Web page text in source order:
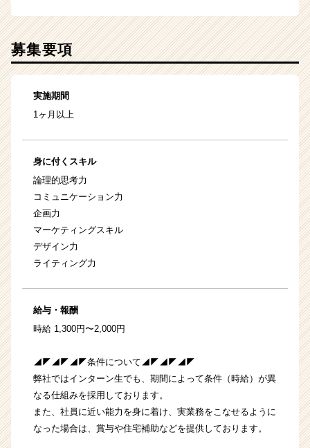
募集要項
実施期間
1ヶ月以上
身に付くスキル
論理的思考力
コミュニケーション力
企画力
マーケティングスキル
デザイン力
ライティング力
給与・報酬
時給 1,300円〜2,000円
◢◤◢◤◢◤条件について◢◤◢◤◢◤
弊社ではインターン生でも、期間によって条件（時給）が異
なる仕組みを採用しております。
また、社員に近い能力を身に着け、実業務をこなせるように
なった場合は、賞与や住宅補助などを提供しております。